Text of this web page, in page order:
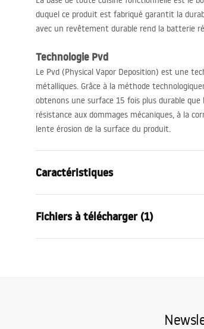
duquel ce produit est fabriqué garantit la
avec un revêtement durable rend la batterie
Technologie Pvd
Le Pvd (Physical Vapor Deposition) est une
métalliques. Grâce à la méthode
obtenons une surface 15 fois plus durable
résistance aux dommages mécaniques, à la
lente érosion de la surface du produit.
Caractéristiques
Méthode de montage
Couleur
Fichiers à télécharger (1)